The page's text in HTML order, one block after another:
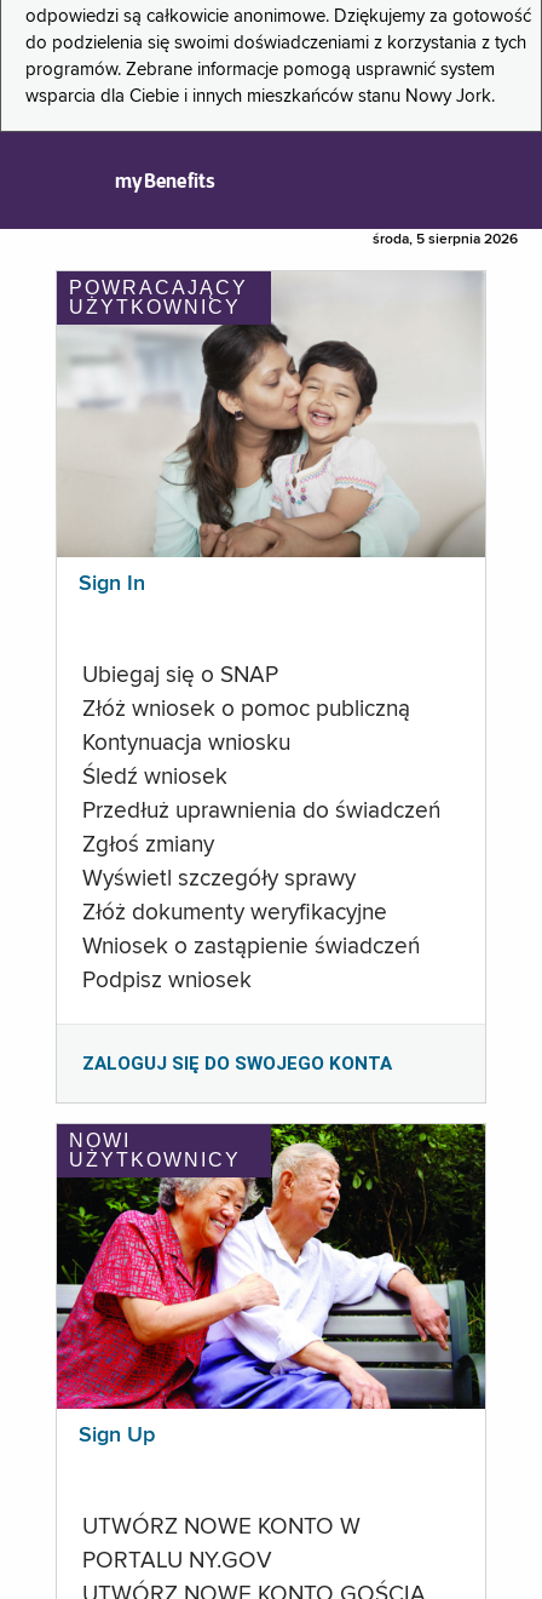
odpowiedzi są całkowicie anonimowe. Dziękujemy za gotowość
do podzielenia się swoimi doświadczeniami z korzystania z tych
programów. Zebrane informacje pomogą usprawnić system
wsparcia dla Ciebie i innych mieszkańców stanu Nowy Jork.
myBenefits
środa, 5 sierpnia 2026
POWRACAJĄCY
UŻYTKOWNICY
Sign In
Ubiegaj się o SNAP
Złóż wniosek o pomoc publiczną
Kontynuacja wniosku
Śledź wniosek
Przedłuż uprawnienia do świadczeń
Zgłoś zmiany
Wyświetl szczegóły sprawy
Złóż dokumenty weryfikacyjne
Wniosek o zastąpienie świadczeń
Podpisz wniosek
ZALOGUJ SIĘ DO SWOJEGO KONTA
NOWI
UŻYTKOWNICY
Sign Up
UTWÓRZ NOWE KONTO W
PORTALU NY.GOV